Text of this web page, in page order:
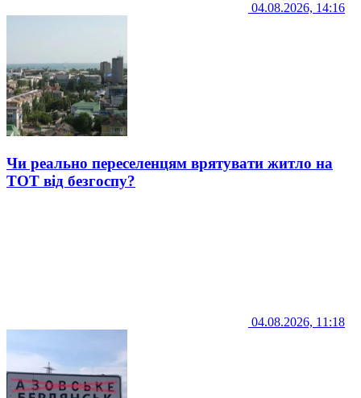
04.08.2026, 14:16
Чи реально переселенцям врятувати житло на
ТОТ від безгоспу?
04.08.2026, 11:18